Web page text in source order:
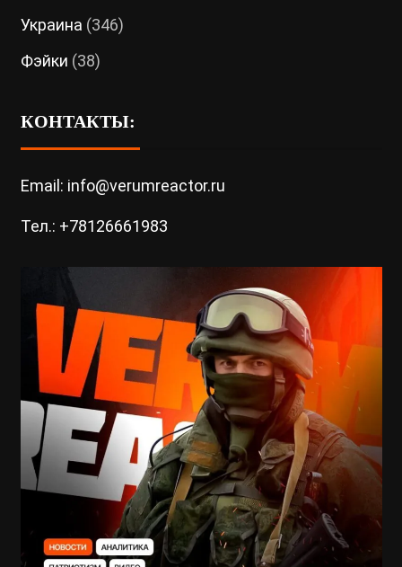
Украина (346)
Фэйки (38)
КОНТАКТЫ:
Email: info@verumreactor.ru
Тел.: +78126661983